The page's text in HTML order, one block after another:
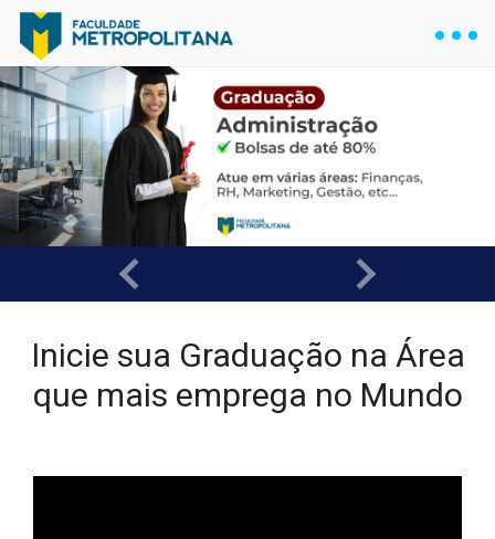
Inicie sua Graduação na Área
que mais emprega no Mundo